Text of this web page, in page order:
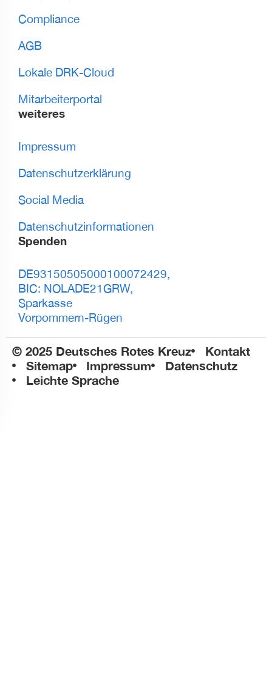
Compliance
AGB
Lokale DRK-Cloud
Mitarbeiterportal
weiteres
Impressum
Datenschutzerklärung
Social Media
Datenschutzinformationen
Spenden
DE93150505000100072429,
BIC: NOLADE21GRW,
Sparkasse
Vorpommern-Rügen
© 2025 Deutsches Rotes Kreuz
Kontakt
Sitemap
Impressum
Datenschutz
Leichte Sprache